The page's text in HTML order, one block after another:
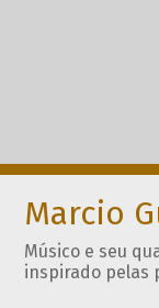
Marcio
Músico e seu
inspirado pelas